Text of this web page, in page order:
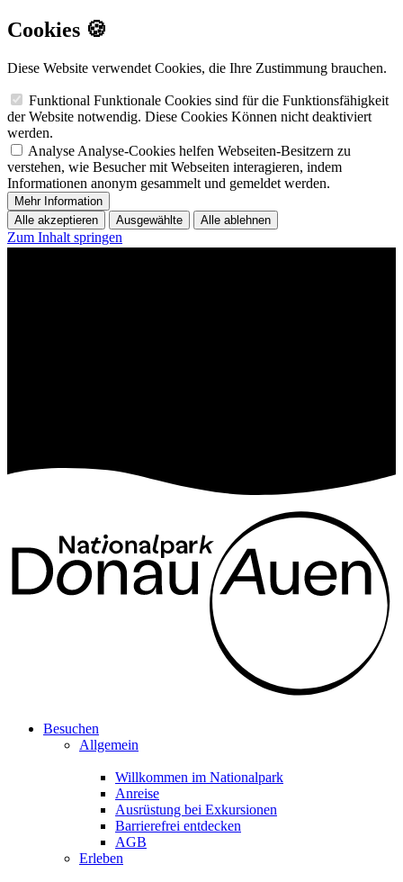
Cookies 🍪
Diese Website verwendet Cookies, die Ihre Zustimmung brauchen.
Funktional Funktionale Cookies sind für die Funktionsfähigkeit
der Website notwendig. Diese Cookies Können nicht deaktiviert
werden.
Analyse Analyse-Cookies helfen Webseiten-Besitzern zu
verstehen, wie Besucher mit Webseiten interagieren, indem
Informationen anonym gesammelt und gemeldet werden.
Mehr Information
Alle akzeptieren
Ausgewählte Alle ablehnen
Zum Inhalt springen
Besuchen
Allgemein
Willkommen im Nationalpark
Anreise
Ausrüstung bei Exkursionen
Barrierefrei entdecken
AGB
Erleben